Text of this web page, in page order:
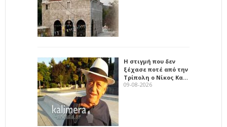
Η στιγμή που δεν
ξέχασε ποτέ από την
Τρίπολη ο Νίκος Κα…
09-08-2026